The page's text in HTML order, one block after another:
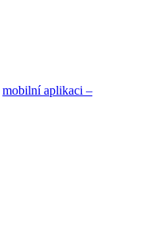
mobilní aplikaci –